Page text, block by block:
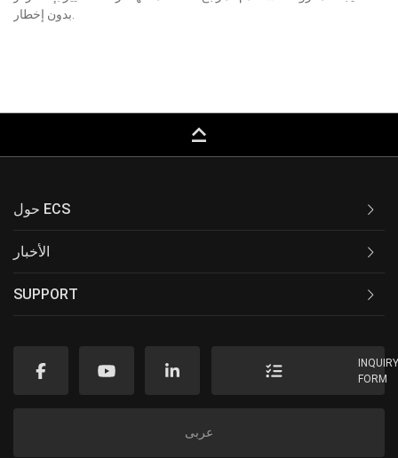
keyboard_capslock
حول ECS
الأخبار
SUPPORT
FORM
عربى